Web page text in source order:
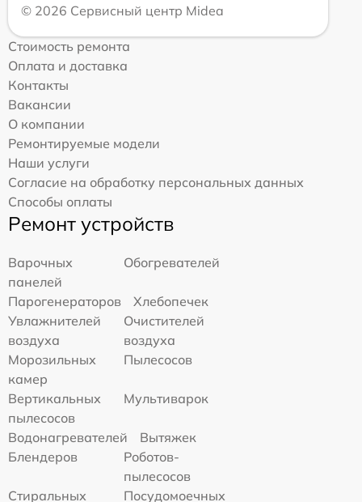
© 2026 Сервисный центр Midea
Стоимость ремонта
Оплата и доставка
Контакты
Вакансии
О компании
Ремонтируемые модели
Наши услуги
Согласие на обработку персональных данных
Способы оплаты
Ремонт устройств
Варочных
панелей
Обогревателей
Парогенераторов
Хлебопечек
Увлажнителей
воздуха
Очистителей
воздуха
Морозильных
камер
Пылесосов
Вертикальных
пылесосов
Мультиварок
Водонагревателей
Вытяжек
Блендеров
Роботов-
пылесосов
Стиральных
Посудомоечных